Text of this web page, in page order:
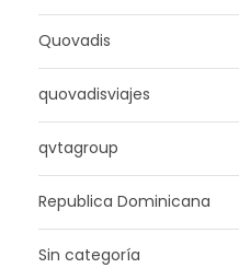
Quovadis
quovadisviajes
qvtagroup
Republica Dominicana
Sin categoría